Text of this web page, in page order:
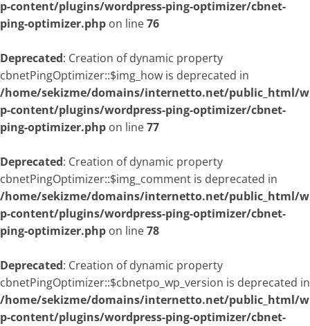
p-content/plugins/wordpress-ping-optimizer/cbnet-
ping-optimizer.php on line76
Deprecated: Creation of dynamic property
cbnetPingOptimizer::$img_how is deprecated in
/home/sekizme/domains/internetto.net/public_html/w
p-content/plugins/wordpress-ping-optimizer/cbnet-
ping-optimizer.php on line77
Deprecated: Creation of dynamic property
cbnetPingOptimizer::$img_comment is deprecated in
/home/sekizme/domains/internetto.net/public_html/w
p-content/plugins/wordpress-ping-optimizer/cbnet-
ping-optimizer.php on line78
Deprecated: Creation of dynamic property
cbnetPingOptimizer::$cbnetpo_wp_version is deprecated in
/home/sekizme/domains/internetto.net/public_html/w
p-content/plugins/wordpress-ping-optimizer/cbnet-